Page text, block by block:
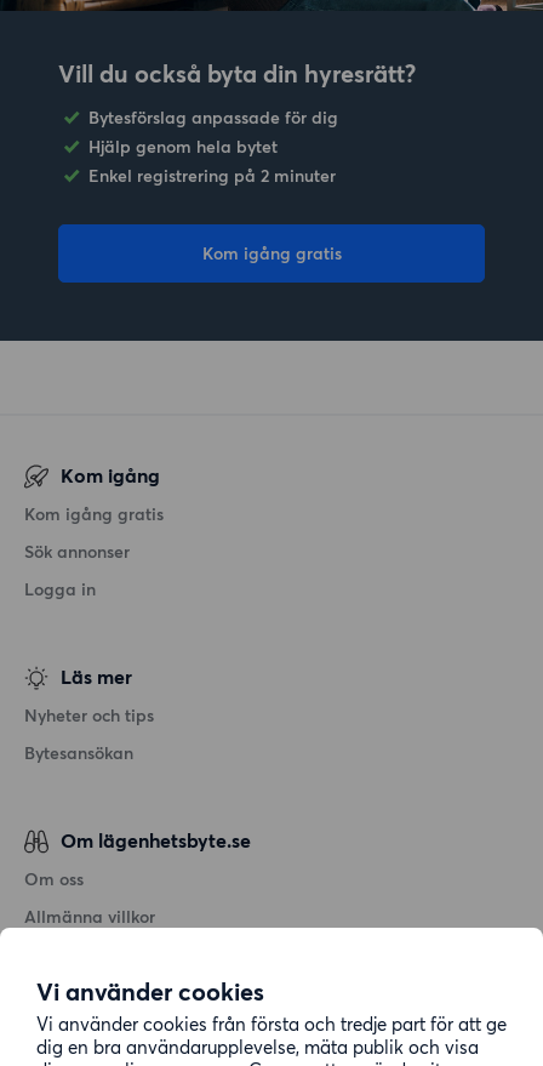
Vi använder cookies
Vi använder cookies från första och tredje part för att ge
dig en bra användarupplevelse, mäta publik och visa
Vill du också byta din hyresrätt?
Bytesförslag anpassade för dig
Hjälp genom hela bytet
Enkel registrering på 2 minuter
Kom igång gratis
Kom igång
Kom igång gratis
Sök annonser
Logga in
Läs mer
Nyheter och tips
Bytesansökan
Om lägenhetsbyte.se
Om oss
Allmänna villkor
Cookiepolicy
Sitemap